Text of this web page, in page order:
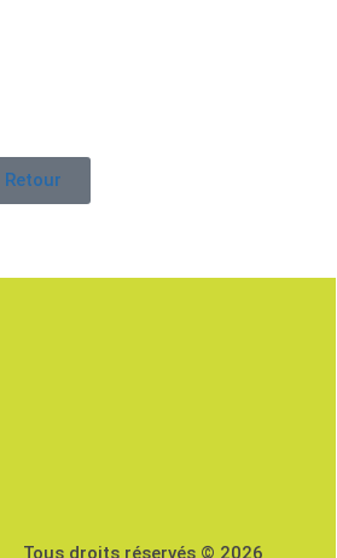
Retour
Tous droits réservés © 2026